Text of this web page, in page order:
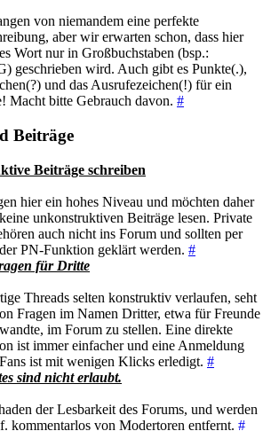
von niemandem eine perfekte
aber wir erwarten schon, dass hier
Wort nur in Großbuchstaben (bsp.:
geschrieben wird. Auch gibt es Punkte(.),
und das Ausrufezeichen(!) für ein
Macht bitte Gebrauch davon. #
Beiträge
Beiträge schreiben
hier ein hohes Niveau und möchten daher
unkonstruktiven Beiträge lesen. Private
auch nicht ins Forum und sollten per
PN-Funktion geklärt werden. #
für Dritte
Threads selten konstruktiv verlaufen, seht
Fragen im Namen Dritter, etwa für Freunde
im Forum zu stellen. Eine direkte
ist immer einfacher und eine Anmeldung
ist mit wenigen Klicks erledigt. #
sind nicht erlaubt.
der Lesbarkeit des Forums, und werden
kommentarlos von Modertoren entfernt. #